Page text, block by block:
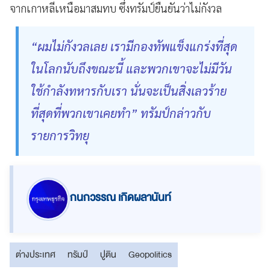
จากเกาหลีเหนือมาสมทบ ซึ่งทรัมป์ยืนยันว่าไม่กังวล
“ผมไม่กังวลเลย เรามีกองทัพแข็งแกร่งที่สุด
ในโลกนับถึงขณะนี้ และพวกเขาจะไม่มีวัน
ใช้กำลังทหารกับเรา นั่นจะเป็นสิ่งเลวร้าย
ที่สุดที่พวกเขาเคยทำ” ทรัมป์กล่าวกับ
รายการวิทยุ
กนกวรรณ เกิดผลานันท์
ต่างประเทศ ทรัมป์ ปูติน Geopolitics